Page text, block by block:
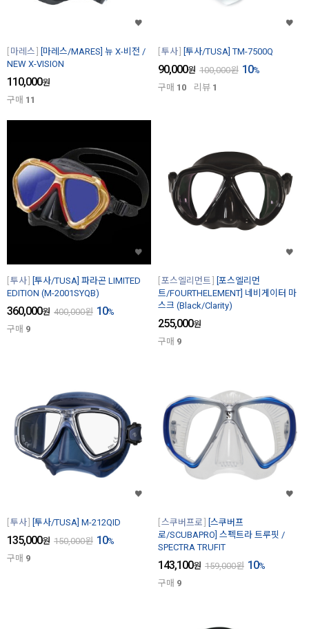
마레스
[마레스/MARES] 뉴 X-비전 /
NEW X-VISION
110,000원
구매 11
투사 [투사/TUSA] TM-7500Q
90,000원 100,000원 10%
구매 10 리뷰 1
투사
[투사/TUSA] 파라곤 LIMITED
EDITION (M-2001SYQB)
360,000원 400,000원 10%
구매 9
포스엘리먼트
[포스엘리먼
트/FOURTHELEMENT] 네비게이터 마
스크 (Black/Clarity)
255,000원
구매 9
투사 [투사/TUSA] M-212QID
135,000원 150,000원 10%
구매 9
스쿠버프로
[스쿠버프
로/SCUBAPRO] 스펙트라 트루핏 /
SPECTRA TRUFIT
143,100원 159,000원 10%
구매 9